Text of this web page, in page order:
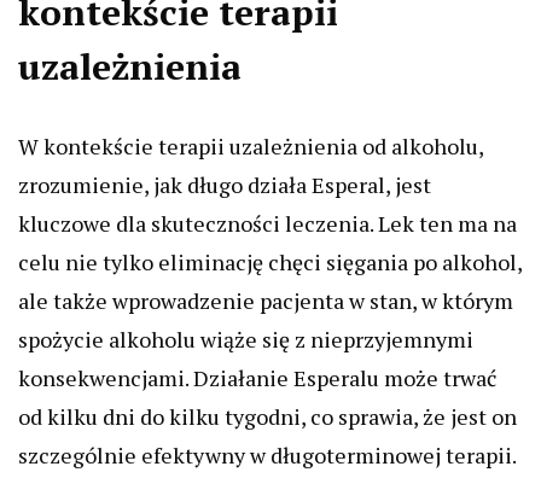
kontekście terapii
uzależnienia
W kontekście terapii uzależnienia od alkoholu,
zrozumienie, jak długo działa Esperal, jest
kluczowe dla skuteczności leczenia. Lek ten ma na
celu nie tylko eliminację chęci sięgania po alkohol,
ale także wprowadzenie pacjenta w stan, w którym
spożycie alkoholu wiąże się z nieprzyjemnymi
konsekwencjami. Działanie Esperalu może trwać
od kilku dni do kilku tygodni, co sprawia, że jest on
szczególnie efektywny w długoterminowej terapii.